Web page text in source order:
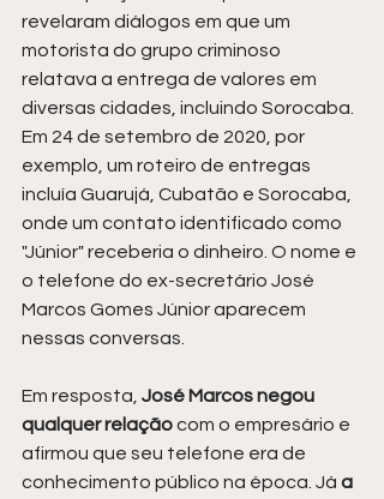
revelaram diálogos em que um
motorista do grupo criminoso
relatava a entrega de valores em
diversas cidades, incluindo Sorocaba.
Em 24 de setembro de 2020, por
exemplo, um roteiro de entregas
incluía Guarujá, Cubatão e Sorocaba,
onde um contato identificado como
"Júnior" receberia o dinheiro. O nome e
o telefone do ex-secretário José
Marcos Gomes Júnior aparecem
nessas conversas.
Em resposta, José Marcos negou
qualquer relação com o empresário e
afirmou que seu telefone era de
conhecimento público na época. Já a